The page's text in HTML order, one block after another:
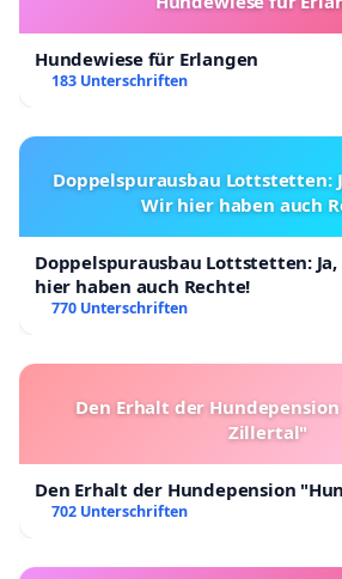
Hundewiese für Erlangen
183 Unterschriften
Doppelspurausbau Lottstetten:
Wir hier haben auch
Doppelspurausbau Lottstetten:
hier haben auch Rechte!
770 Unterschriften
Den Erhalt der
Zillertal"
Den Erhalt der Hundepension
702 Unterschriften